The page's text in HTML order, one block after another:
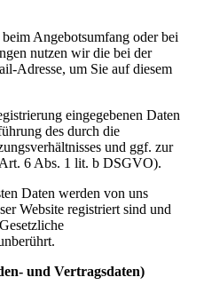
Angebotsumfang oder bei
nutzen wir die bei der
Adresse, um Sie auf diesem
eingegebenen Daten
des durch die
und ggf. zur
6 Abs. 1 lit. b DSGVO).
Daten werden von uns
Website registriert sind und
und Vertragsdaten)